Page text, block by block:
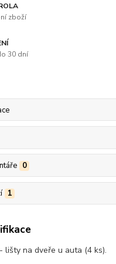
zboží
30 dní
0
1
lišty na dveře u auta (4 ks).